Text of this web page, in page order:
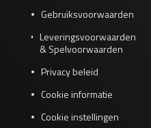
Gebruiksvoorwaarden
Leveringsvoorwaarden
& Spelvoorwaarden
Privacy beleid
Cookie informatie
Cookie instellingen